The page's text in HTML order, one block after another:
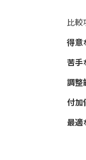
比較
得意
苦手
調整
付加
最適